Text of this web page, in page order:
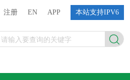
注册 EN APP 本站支持IPV6